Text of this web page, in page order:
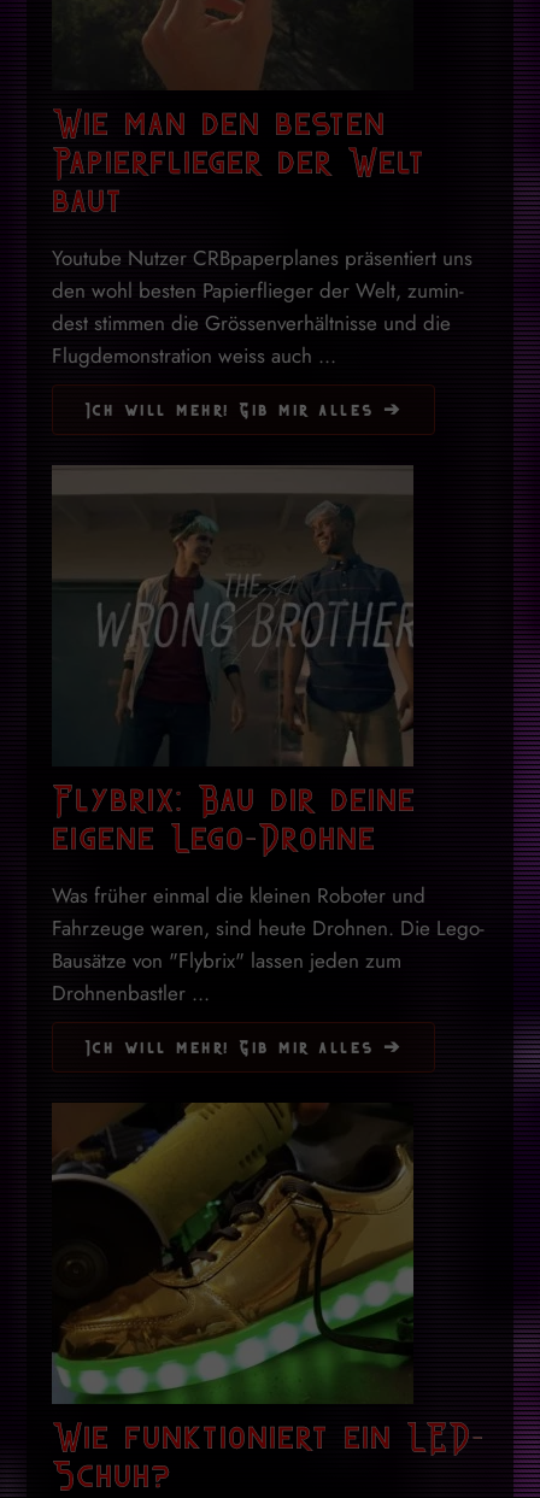
Wie man den besten
Papierflieger der Welt
baut
Youtube Nutzer CRB­pa­per­pla­nes prä­sen­tiert uns
den wohl bes­ten Pa­pier­flie­ger der Welt, zu­min­
dest stim­men die Grössenver­hält­nis­se und die
Flug­de­mons­tra­ti­on weiss auch ...
Ich will mehr! Gib mir alles ➔
Flybrix: Bau dir deine
eigene Lego-Drohne
Was früher einmal die kleinen Roboter und
Fahrzeuge waren, sind heute Drohnen. Die Lego-
Bausätze von "Flybrix" lassen jeden zum
Drohnenbastler ...
Ich will mehr! Gib mir alles ➔
Wie funktioniert ein LED-
Schuh?